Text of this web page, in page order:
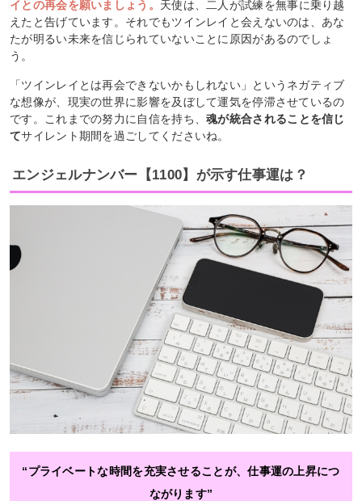
イとの再会を願いましょう。 天使は、二人が試練を無事に乗り越
えたと告げています。それでもツインレイと会えないのは、あな
たが明るい未来を信じられていないことに原因があるのでしょ
う。
「ツインレイとは再会できないかもしれない」というネガティブ
な想像が、現実の世界に影響を及ぼして運気を停滞させているの
です。これまでの努力に自信を持ち、魂が統合されることを信じ
てサイレント期間を過ごしてくださいね。
エンジェルナンバー【1100】が示す仕事運は？
“プライベートな時間を充実させることが、仕事運の上昇につ
ながります”